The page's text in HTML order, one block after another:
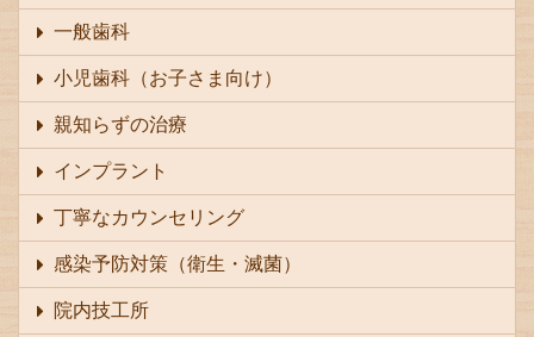
一般歯科
小児歯科（お子さま向け）
親知らずの治療
インプラント
丁寧なカウンセリング
感染予防対策（衛生・滅菌）
院内技工所